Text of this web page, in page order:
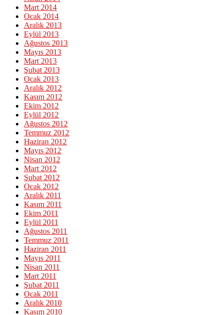
Mart 2014
Ocak 2014
Aralık 2013
Eylül 2013
Ağustos 2013
Mayıs 2013
Mart 2013
Şubat 2013
Ocak 2013
Aralık 2012
Kasım 2012
Ekim 2012
Eylül 2012
Ağustos 2012
Temmuz 2012
Haziran 2012
Mayıs 2012
Nisan 2012
Mart 2012
Şubat 2012
Ocak 2012
Aralık 2011
Kasım 2011
Ekim 2011
Eylül 2011
Ağustos 2011
Temmuz 2011
Haziran 2011
Mayıs 2011
Nisan 2011
Mart 2011
Şubat 2011
Ocak 2011
Aralık 2010
Kasım 2010